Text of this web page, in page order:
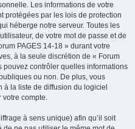
Les informations de votre
protégées par les lois de protection
héberge notre serveur. Toutes les
de votre mot de passe et de
PAGES 14-18 » durant votre
à la seule discrétion de « Forum
pouvez contrôler quelles informations
ou non. De plus, vous
la liste de diffusion du logiciel
compte.
à sens unique) afin qu’il soit